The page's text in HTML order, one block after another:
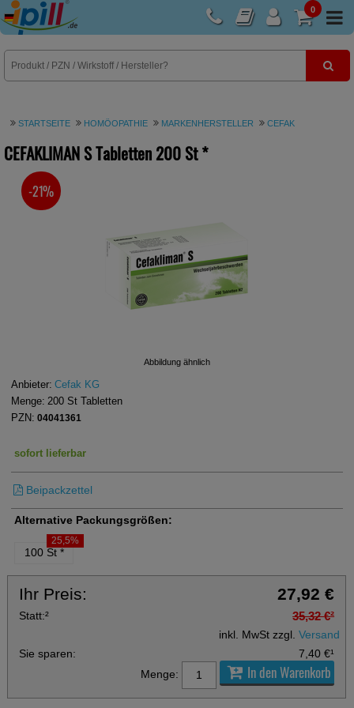
0
E-Rezept
STARTSEITE HOMÖOPATHIE MARKENHERSTELLER CEFAK
CEFAKLIMAN S Tabletten200 St*
Abbildung ähnlich
SIE SPAREN
-21%
Anbieter: Cefak KG
Menge: 200 St Tabletten
PZN: 04041361
sofort lieferbar
Beipackzettel
Alternative Packungsgrößen:
100 St *
25,5%
Ihr Preis: 27,92 €
Statt:² 35,32 €²
inkl. MwSt zzgl.Versand
Sie sparen:
7,40 €¹
Menge:
In den Warenkorb